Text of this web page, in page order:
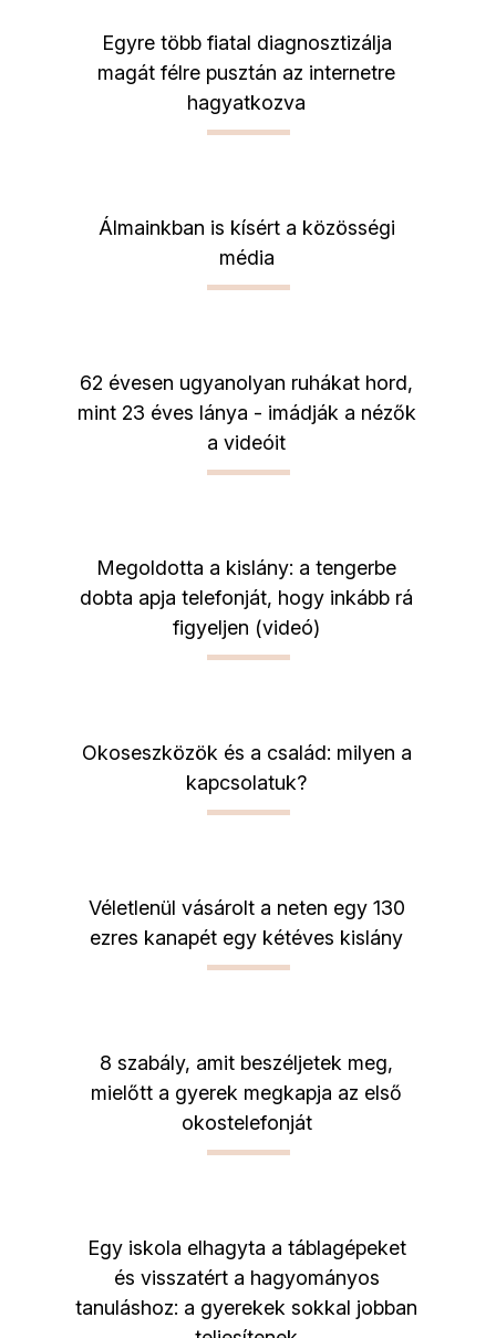
Egyre több fiatal diagnosztizálja
magát félre pusztán az internetre
hagyatkozva
Álmainkban is kísért a közösségi
média
62 évesen ugyanolyan ruhákat hord,
mint 23 éves lánya - imádják a nézők
a videóit
Megoldotta a kislány: a tengerbe
dobta apja telefonját, hogy inkább rá
figyeljen (videó)
Okoseszközök és a család: milyen a
kapcsolatuk?
Véletlenül vásárolt a neten egy 130
ezres kanapét egy kétéves kislány
8 szabály, amit beszéljetek meg,
mielőtt a gyerek megkapja az első
okostelefonját
Egy iskola elhagyta a táblagépeket
és visszatért a hagyományos
tanuláshoz: a gyerekek sokkal jobban